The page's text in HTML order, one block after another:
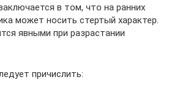
в том, что на ранних
может носить стертый характер.
явными при разрастании
причислить: